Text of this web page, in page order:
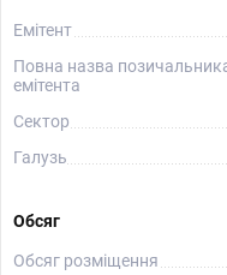
Емітент
Повна назва
емітента
Сектор
Галузь
Обсяг
Обсяг розміщення